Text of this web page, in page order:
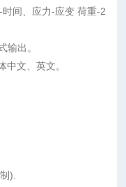
间、应力-应变 荷重-2
输出。
中文、英文。
).